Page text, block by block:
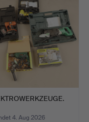
4. Aug 2026